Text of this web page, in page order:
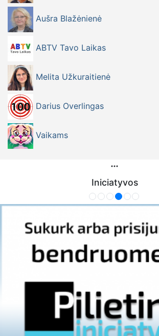
Aušra Blažėnienė
ABTV Tavo Laikas
Melita Užkuraitienė
Darius Overlingas
Vaikams
Iniciatyvos